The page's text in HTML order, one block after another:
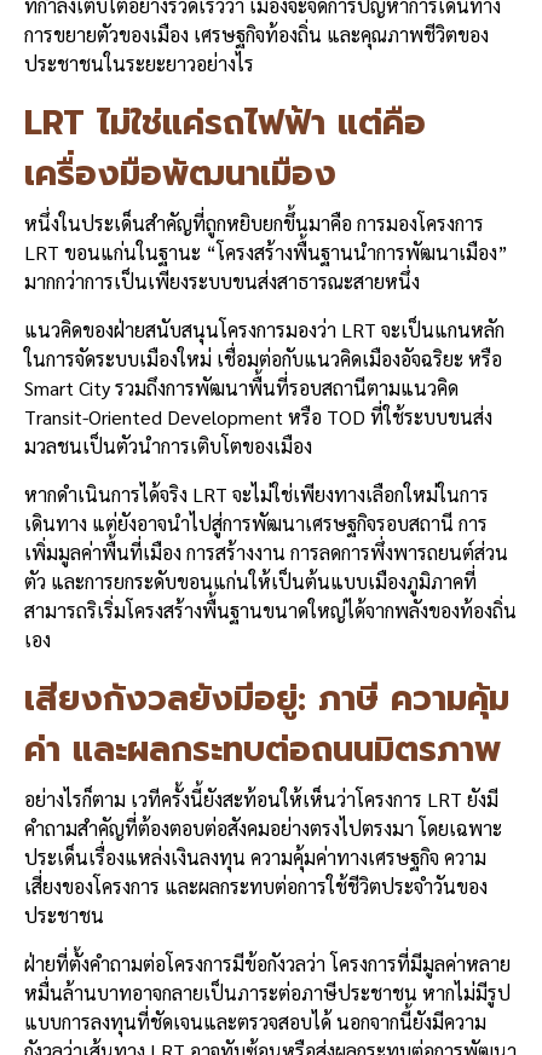
การขยายตัวของเมือง เศรษฐกิจท้องถิ่น และคุณภาพชีวิตของ
ประชาชนในระยะยาวอย่างไร
LRT ไม่ใช่แค่รถไฟฟ้า แต่คือ
เครื่องมือพัฒนาเมือง
หนึ่งในประเด็นสำคัญที่ถูกหยิบยกขึ้นมาคือ การมองโครงการ
LRT ขอนแก่นในฐานะ “โครงสร้างพื้นฐานนำการพัฒนาเมือง”
มากกว่าการเป็นเพียงระบบขนส่งสาธารณะสายหนึ่ง
แนวคิดของฝ่ายสนับสนุนโครงการมองว่า LRT จะเป็นแกนหลัก
ในการจัดระบบเมืองใหม่ เชื่อมต่อกับแนวคิดเมืองอัจฉริยะ หรือ
Smart City รวมถึงการพัฒนาพื้นที่รอบสถานีตามแนวคิด
Transit-Oriented Development หรือ TOD ที่ใช้ระบบขนส่ง
มวลชนเป็นตัวนำการเติบโตของเมือง
หากดำเนินการได้จริง LRT จะไม่ใช่เพียงทางเลือกใหม่ในการ
เดินทาง แต่ยังอาจนำไปสู่การพัฒนาเศรษฐกิจรอบสถานี การ
เพิ่มมูลค่าพื้นที่เมือง การสร้างงาน การลดการพึ่งพารถยนต์ส่วน
ตัว และการยกระดับขอนแก่นให้เป็นต้นแบบเมืองภูมิภาคที่
สามารถริเริ่มโครงสร้างพื้นฐานขนาดใหญ่ได้จากพลังของท้องถิ่น
เอง
เสียงกังวลยังมีอยู่: ภาษี ความคุ้ม
ค่า และผลกระทบต่อถนนมิตรภาพ
อย่างไรก็ตาม เวทีครั้งนี้ยังสะท้อนให้เห็นว่าโครงการ LRT ยังมี
คำถามสำคัญที่ต้องตอบต่อสังคมอย่างตรงไปตรงมา โดยเฉพาะ
ประเด็นเรื่องแหล่งเงินลงทุน ความคุ้มค่าทางเศรษฐกิจ ความ
เสี่ยงของโครงการ และผลกระทบต่อการใช้ชีวิตประจำวันของ
ประชาชน
ฝ่ายที่ตั้งคำถามต่อโครงการมีข้อกังวลว่า โครงการที่มีมูลค่าหลาย
หมื่นล้านบาทอาจกลายเป็นภาระต่อภาษีประชาชน หากไม่มีรูป
แบบการลงทุนที่ชัดเจนและตรวจสอบได้ นอกจากนี้ยังมีความ